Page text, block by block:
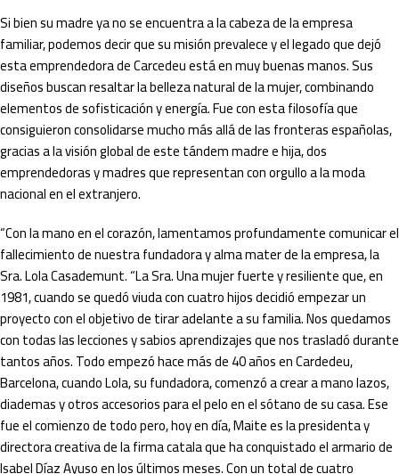
Si bien su madre ya no se encuentra a la cabeza de la empresa
familiar, podemos decir que su misión prevalece y el legado que dejó
esta emprendedora de Carcedeu está en muy buenas manos. Sus
diseños buscan resaltar la belleza natural de la mujer, combinando
elementos de sofisticación y energía. Fue con esta filosofía que
consiguieron consolidarse mucho más allá de las fronteras españolas,
gracias a la visión global de este tándem madre e hija, dos
emprendedoras y madres que representan con orgullo a la moda
nacional en el extranjero.
“Con la mano en el corazón, lamentamos profundamente comunicar el
fallecimiento de nuestra fundadora y alma mater de la empresa, la
Sra. Lola Casademunt. “La Sra. Una mujer fuerte y resiliente que, en
1981, cuando se quedó viuda con cuatro hijos decidió empezar un
proyecto con el objetivo de tirar adelante a su familia. Nos quedamos
con todas las lecciones y sabios aprendizajes que nos trasladó durante
tantos años. Todo empezó hace más de 40 años en Cardedeu,
Barcelona, cuando Lola, su fundadora, comenzó a crear a mano lazos,
diademas y otros accesorios para el pelo en el sótano de su casa. Ese
fue el comienzo de todo pero, hoy en día, Maite es la presidenta y
directora creativa de la firma catala que ha conquistado el armario de
Isabel Díaz Ayuso en los últimos meses. Con un total de cuatro